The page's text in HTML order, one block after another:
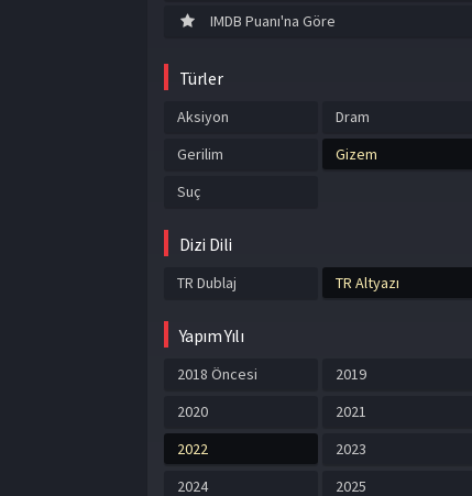
IMDB Puanı'na Göre
Türler
Aksiyon
Dram
Gerilim
Gizem
Suç
Dizi Dili
TR Dublaj TR Altyazı
Yapım Yılı
2018 Öncesi
2019
2020
2021
2022
2023
2024
2025